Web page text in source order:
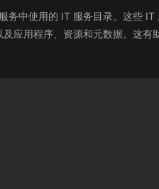
中使用的 IT 服务目录。这些
用程序、资源和元数据。这有